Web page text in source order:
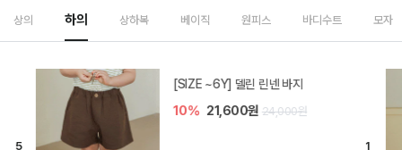
상의 하의 상하복 베이직 원피스 바디수트 모자
[SIZE ~6Y] 델린 린넨 바지
10% 21,600원 24,000원